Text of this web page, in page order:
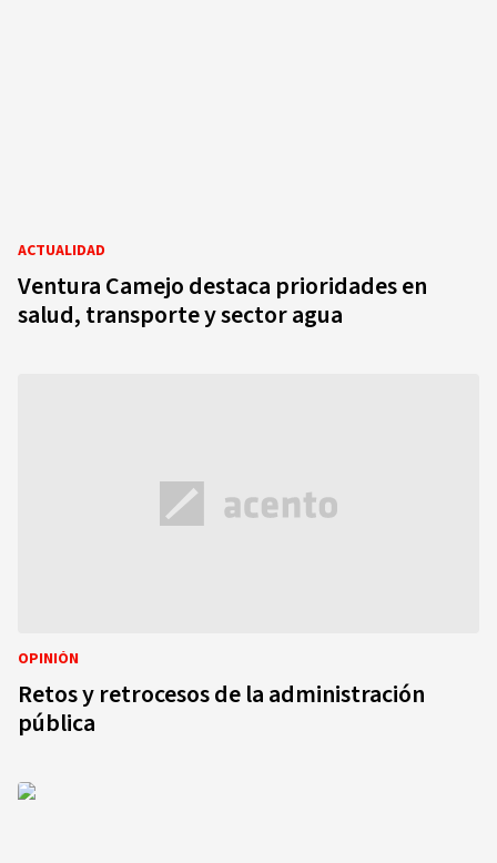
ACTUALIDAD
Ventura Camejo destaca prioridades en
salud, transporte y sector agua
OPINIÓN
Retos y retrocesos de la administración
pública